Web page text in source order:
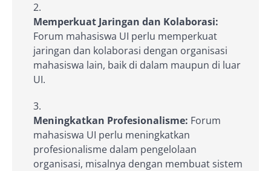
Memperkuat Jaringan dan Kolaborasi:
Forum mahasiswa UI perlu memperkuat
jaringan dan kolaborasi dengan organisasi
mahasiswa lain, baik di dalam maupun di luar
UI.
Meningkatkan Profesionalisme: Forum
mahasiswa UI perlu meningkatkan
profesionalisme dalam pengelolaan
organisasi, misalnya dengan membuat sistem